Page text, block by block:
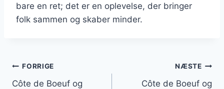
bare en ret; det er en oplevelse, der bringer
folk sammen og skaber minder.
Indlægsnavigation
FORRIGE
Côte de Boeuf og
NÆSTE
Côte de Boeuf og